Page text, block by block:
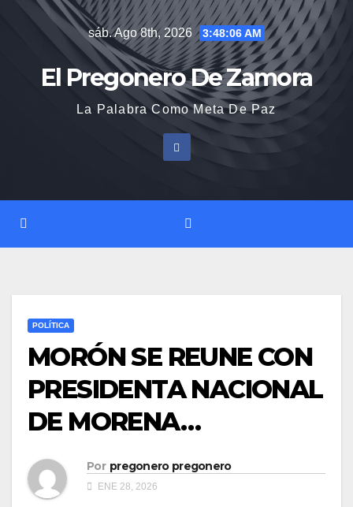
sáb. Ago 8th, 2026 3:48:07 AM
El Pregonero De Zamora
La Palabra Como Meta De Paz
POLÍTICA
MORÓN SE REUNE CON
PRESIDENTA NACIONAL
DE MORENA…
Por pregonero pregonero
ENE 28, 2026